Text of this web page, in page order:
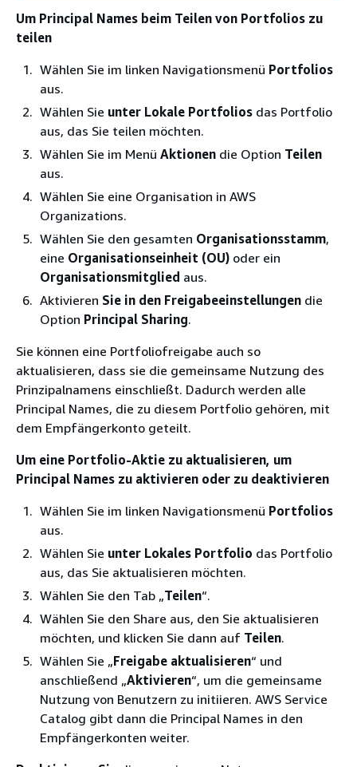
Um Principal Names beim Teilen von Portfolios zu
teilen
Wählen Sie im linken Navigationsmenü Portfolios
aus.
Wählen Sie unter Lokale Portfolios das Portfolio
aus, das Sie teilen möchten.
Wählen Sie im Menü Aktionen die Option Teilen
aus.
Wählen Sie eine Organisation in AWS
Organizations.
Wählen Sie den gesamten Organisationsstamm,
eine Organisationseinheit (OU) oder ein
Organisationsmitglied aus.
Aktivieren Sie in den Freigabeeinstellungen die
Option Principal Sharing.
Sie können eine Portfoliofreigabe auch so
aktualisieren, dass sie die gemeinsame Nutzung des
Prinzipalnamens einschließt. Dadurch werden alle
Principal Names, die zu diesem Portfolio gehören, mit
dem Empfängerkonto geteilt.
Um eine Portfolio-Aktie zu aktualisieren, um
Principal Names zu aktivieren oder zu deaktivieren
Wählen Sie im linken Navigationsmenü Portfolios
aus.
Wählen Sie unter Lokales Portfolio das Portfolio
aus, das Sie aktualisieren möchten.
Wählen Sie den Tab „Teilen“.
Wählen Sie den Share aus, den Sie aktualisieren
möchten, und klicken Sie dann auf Teilen.
Wählen Sie „Freigabe aktualisieren“ und
anschließend „Aktivieren“, um die gemeinsame
Nutzung von Benutzern zu initiieren. AWS Service
Catalog gibt dann die Principal Names in den
Empfängerkonten weiter.